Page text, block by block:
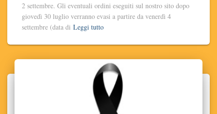
2 settembre. Gli eventuali ordini eseguiti sul nostro sito dopo
giovedì 30 luglio verranno evasi a partire da venerdì 4
settembre (data di Leggi tutto